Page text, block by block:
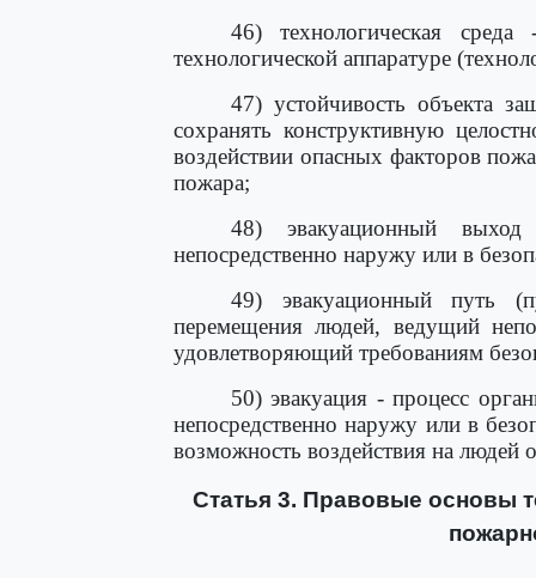
46) технологическая
технологической аппаратуре
47) устойчивость объекта
сохранять конструктивную
воздействии опасных факторов
пожара;
48) эвакуационный
непосредственно наружу или в
49) эвакуационный путь
перемещения людей, ведущий
удовлетворяющий требованиям
50) эвакуация - процесс
непосредственно наружу или в
возможность воздействия на людей
Статья 3. Правовые основы